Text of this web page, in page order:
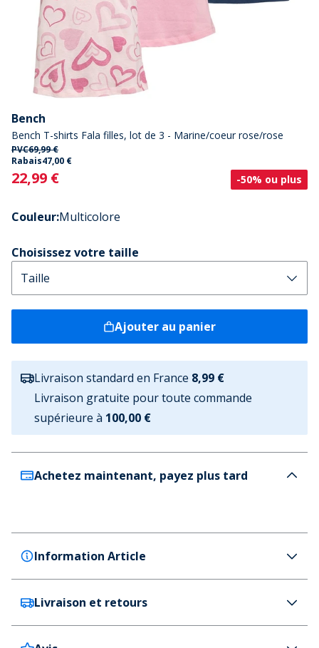
Bench
Bench T-shirts Fala filles, lot de 3 - Marine/coeur rose/rose
PVC69,99 €
Rabais47,00 €
Current
22,99 € -50% ou plus
Couleur:Multicolore
Choisissez votre taille
Ajouter au panier
Livraison standard en France 8,99 €
Livraison gratuite pour toute commande
supérieure à 100,00 €
Achetez maintenant, payez plus tard
Information Article
Bench
Bench T-shirts Fala filles, lot de 3 - Marine/coeur
rose/rose
Livraison et retours